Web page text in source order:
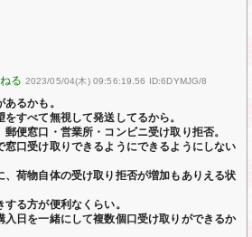
2023/05/04(木) 09:56:19.56 ID:6DYMJG/8
るかも。
すべて無視して発送してるから。
便窓口・営業所・コンビニ受け取り拒否。
窓口受け取りできるようにできるようにしない
、荷物自体の受け取り拒否が増加もありえる状
る方が便利なくらい。
入日を一緒にして複数個口受け取りができるか